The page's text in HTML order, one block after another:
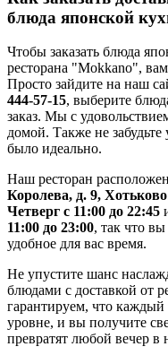
блюда японской
Чтобы заказать блюда
ресторана "Mokkano",
Просто зайдите на наш
444-57-15, выберите
заказ. Мы с
домой. Также не
было идеально.
Наш ресторан
Королева, д. 9, Хотьково
Четверг с 11:00 до 22:45
11:00 до 23:00, так что вы
удобное для вас время.
Не упустите шанс
блюдами с доставкой от
гарантируем, что
уровне, и вы получите
превратят любой вечер в